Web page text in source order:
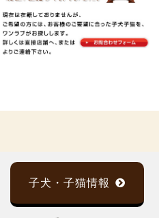
子犬・子猫情報